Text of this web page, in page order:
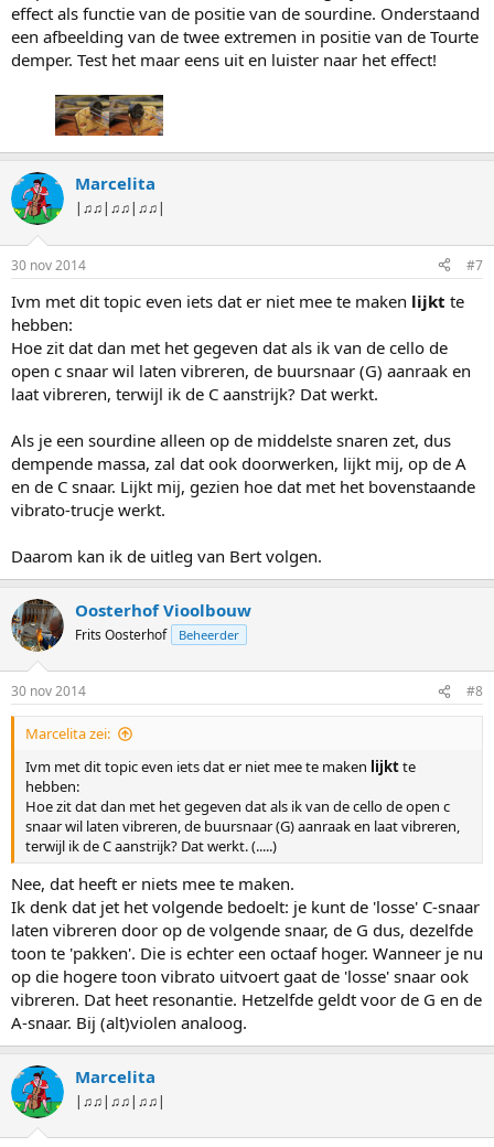
effect als functie van de positie van de sourdine. Onderstaand
een afbeelding van de twee extremen in positie van de Tourte
demper. Test het maar eens uit en luister naar het effect!
Marcelita
|♫♫|♫♫|♫♫|
30 nov 2014 #7
Ivm met dit topic even iets dat er niet mee te maken lijkt te
hebben:
Hoe zit dat dan met het gegeven dat als ik van de cello de
open c snaar wil laten vibreren, de buursnaar (G) aanraak en
laat vibreren, terwijl ik de C aanstrijk? Dat werkt.
Als je een sourdine alleen op de middelste snaren zet, dus
dempende massa, zal dat ook doorwerken, lijkt mij, op de A
en de C snaar. Lijkt mij, gezien hoe dat met het bovenstaande
vibrato-trucje werkt.
Daarom kan ik de uitleg van Bert volgen.
Oosterhof Vioolbouw
Frits Oosterhof Beheerder
30 nov 2014 #8
Marcelita zei:
Ivm met dit topic even iets dat er niet mee te maken lijktte
hebben:
Hoe zit dat dan met het gegeven dat als ik van de cello de open c
snaar wil laten vibreren, de buursnaar (G) aanraak en laat vibreren,
terwijl ik de C aanstrijk? Dat werkt. (.....)
Nee, dat heeft er niets mee te maken.
Ik denk dat jet het volgende bedoelt: je kunt de 'losse' C-snaar
laten vibreren door op de volgende snaar, de G dus, dezelfde
toon te 'pakken'. Die is echter een octaaf hoger. Wanneer je nu
op die hogere toon vibrato uitvoert gaat de 'losse' snaar ook
vibreren. Dat heet resonantie. Hetzelfde geldt voor de G en de
A-snaar. Bij (alt)violen analoog.
Marcelita
|♫♫|♫♫|♫♫|